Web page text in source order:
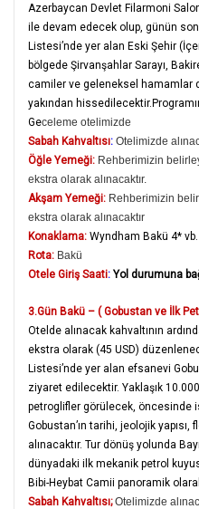
Azerbaycan Devlet Filarmoni
ile devam edecek olup, günün
Listesi’nde yer alan Eski Şehir
bölgede Şirvanşahlar Sarayı,
camiler ve geleneksel hamamlar
yakından
Geceleme otelimizde
Sabah Kahvaltısı: Otelimizde
Öğle Yemeği: Rehberimizin
ekstra olarak alınacaktır.
Akşam Yemeği: Rehberimizin
ekstra olarak alınacaktır
Konaklama: Wyndham Bakü 4* vb.
Rota: Bakü
Otele Giriş Saati: Yol durumuna
3.Gün Bakü – ( Gobustan ve İlk
Otelde alınacak kahvaltının
ekstra olarak (45 USD)
Listesi’nde yer alan efsanevi
ziyaret edilecektir. Yaklaşık
petroglifler görülecek, öncesinde
Gobustan’ın tarihi, jeolojik yapısı,
alınacaktır. Tur dönüş yolunda
dünyadaki ilk mekanik petrol
Bibi-Heybat Camii panoramik
Sabah Kahvaltısı; Otelimizde